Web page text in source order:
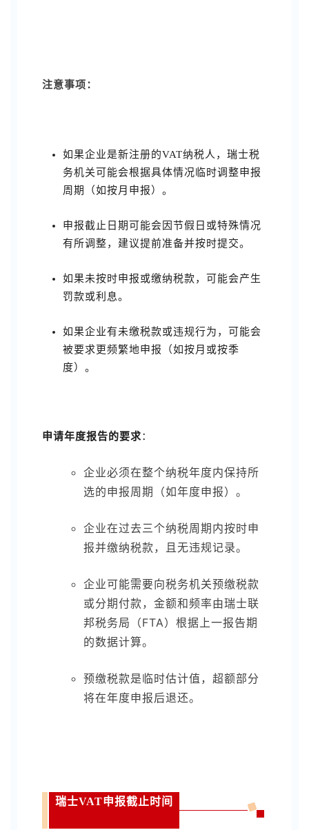
注意事项：
如果企业是新注册的VAT纳税人，瑞士税
务机关可能会根据具体情况临时调整申报
周期（如按月申报）。
申报截止日期可能会因节假日或特殊情况
有所调整，建议提前准备并按时提交。
如果未按时申报或缴纳税款，可能会产生
罚款或利息。
如果企业有未缴税款或违规行为，可能会
被要求更频繁地申报（如按月或按季
度）。
申请年度报告的要求：
企业必须在整个纳税年度内保持所
选的申报周期（如年度申报）。
企业在过去三个纳税周期内按时申
报并缴纳税款，且无违规记录。
企业可能需要向税务机关预缴税款
或分期付款，金额和频率由瑞士联
邦税务局（FTA）根据上一报告期
的数据计算。
预缴税款是临时估计值，超额部分
将在年度申报后退还。
瑞士VAT申报截止时间